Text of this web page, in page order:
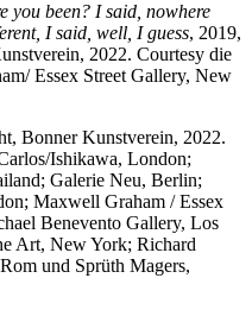
you been? I said, nowhere
I said, well, I guess, 2019,
2022. Courtesy die
Essex Street Gallery, New